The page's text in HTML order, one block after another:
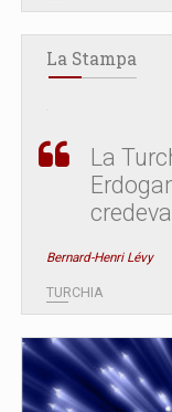
La Stampa
La
Bernard-Henri Lévy
TURCHIA